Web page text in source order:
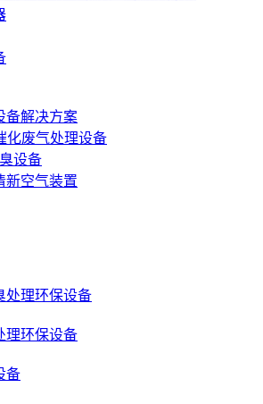
备解决方案
化废气处理设备
设备
新空气装置
处理环保设备
理环保设备
备